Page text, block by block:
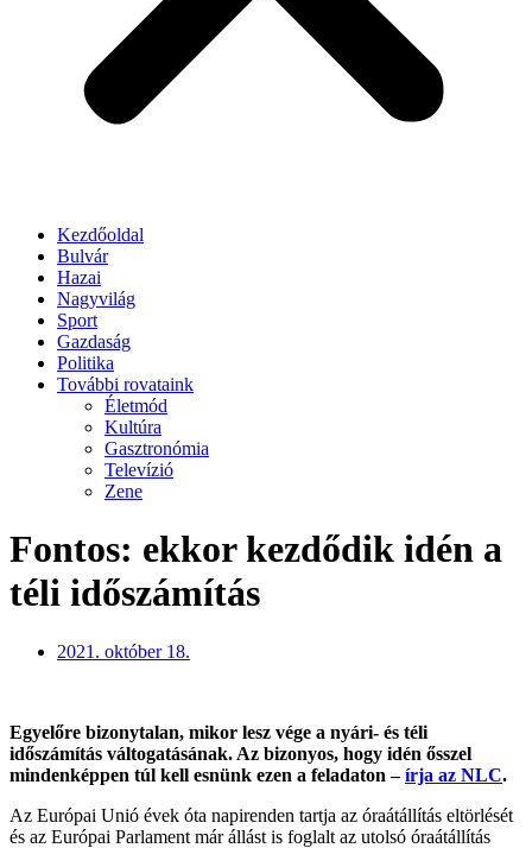
Kezdőoldal
Bulvár
Hazai
Nagyvilág
Sport
Gazdaság
Politika
További rovataink
Életmód
Kultúra
Gasztronómia
Televízió
Zene
Fontos: ekkor kezdődik idén a
téli időszámítás
2021. október 18.
Egyelőre bizonytalan, mikor lesz vége a nyári- és téli
időszámítás váltogatásának. Az bizonyos, hogy idén ősszel
mindenképpen túl kell esnünk ezen a feladaton –írja az NLC.
Az Európai Unió évek óta napirenden tartja az óraátállítás eltörlését
és az Európai Parlament már állást is foglalt az utolsó óraátállítás